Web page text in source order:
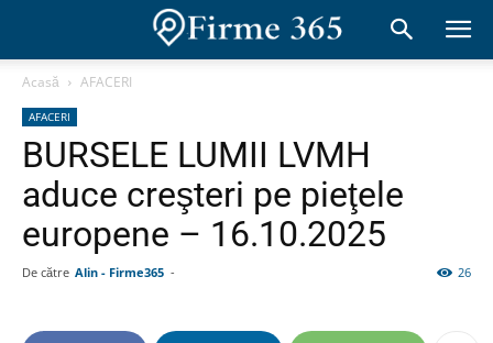
Acasă AFACERI
AFACERI
BURSELE LUMII LVMH
aduce creşteri pe pieţele
europene – 16.10.2025
De către Alin - Firme365 - 26